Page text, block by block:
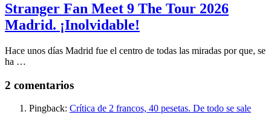
Stranger Fan Meet 9 The Tour 2026
Madrid. ¡Inolvidable!
Hace unos días Madrid fue el centro de todas las miradas por que, se
ha …
2 comentarios
Pingback: Crítica de 2 francos, 40 pesetas. De todo se sale